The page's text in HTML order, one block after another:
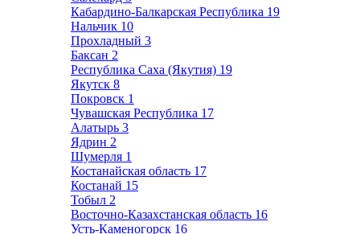
Кабардино-Балкарская Республика 19
Нальчик 10
Прохладный 3
Баксан 2
Республика Саха (Якутия) 19
Якутск 8
Покровск 1
Чувашская Республика 17
Алатырь 3
Ядрин 2
Шумерля 1
Костанайская область 17
Костанай 15
Тобыл 2
Восточно-Казахстанская область 16
Усть-Каменогорск 16